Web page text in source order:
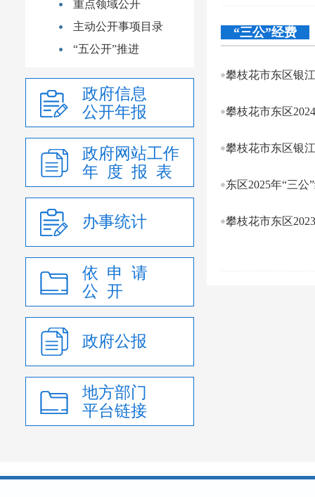
重点领域公开
主动公开事项目录
“五公开”推进
政府信息
公开年报
政府网站工作
年 度 报 表
办事统计
依 申 请
公 开
政府公报
地方部门
平台链接
“三公”经费
攀枝花市东区银
攀枝花市东区
攀枝花市东区银
东区2025年“三
攀枝花市东区